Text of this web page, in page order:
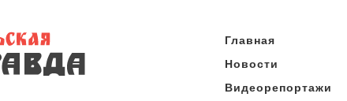
Главная
Новости
Видеорепортажи